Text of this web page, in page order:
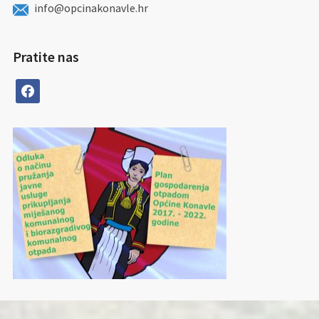
info@opcinakonavle.hr
Pratite nas
facebook